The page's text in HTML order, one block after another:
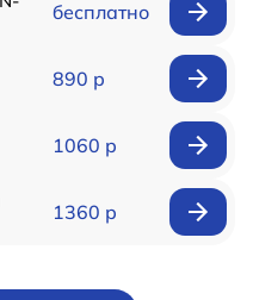
бесплатно
890 р
1060 р
1360 р